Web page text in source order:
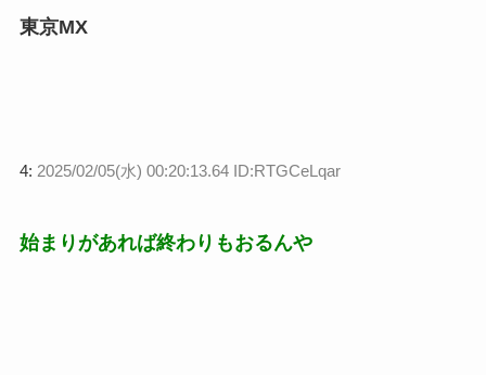
東京MX
4: 2025/02/05(水) 00:20:13.64 ID:RTGCeLqar
始まりがあれば終わりもおるんや